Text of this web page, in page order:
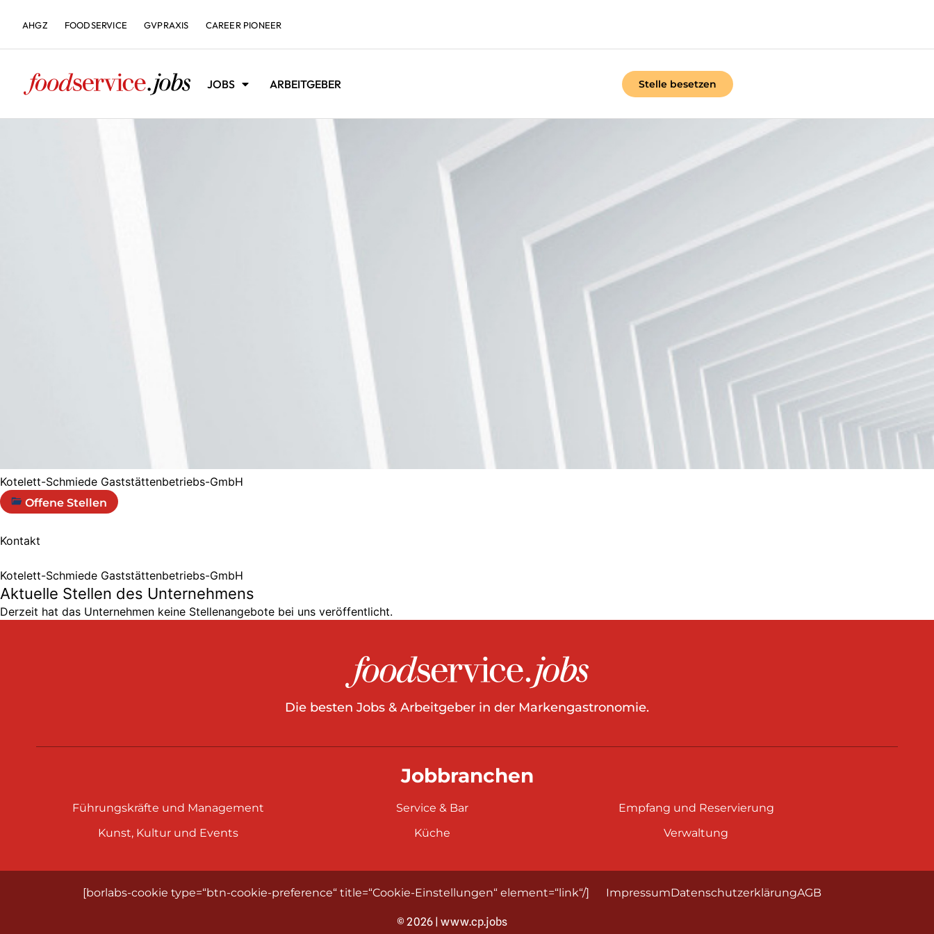
AHGZ FOODSERVICE GVPRAXIS CAREER PIONEER
JOBS ARBEITGEBER Stelle besetzen
Kotelett-Schmiede Gaststättenbetriebs-GmbH
Offene Stellen
Kontakt
Kotelett-Schmiede Gaststättenbetriebs-GmbH
Aktuelle Stellen des Unternehmens
Derzeit hat das Unternehmen keine Stellenangebote bei uns veröffentlicht.
Die besten Jobs & Arbeitgeber in der Markengastronomie.
Jobbranchen
Führungskräfte und Management
Kunst, Kultur und Events
Service & Bar
Küche
Empfang und Reservierung
Verwaltung
[borlabs-cookie type=“btn-cookie-preference“ title=“Cookie-Einstellungen“ element=“link“/] ImpressumDatenschutzerklärungAGB
© 2026 | www.cp.jobs